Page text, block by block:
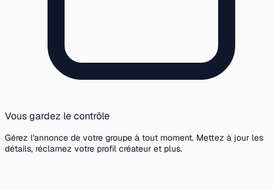
Vous gardez le contrôle
Gérez l'annonce de votre groupe à tout moment. Mettez à jour les
détails, réclamez votre profil créateur et plus.